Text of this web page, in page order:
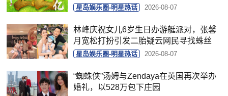
星岛娱乐圈-明星热话 2026-08-07
林峰庆祝女儿6岁生日办游艇派对，张馨
月宽松打扮引发二胎疑云网民寻找蛛丝
星岛娱乐圈-明星热话 2026-08-07
“蜘蛛侠”汤姆与Zendaya在英国再次举办
婚礼，以528万包下庄园